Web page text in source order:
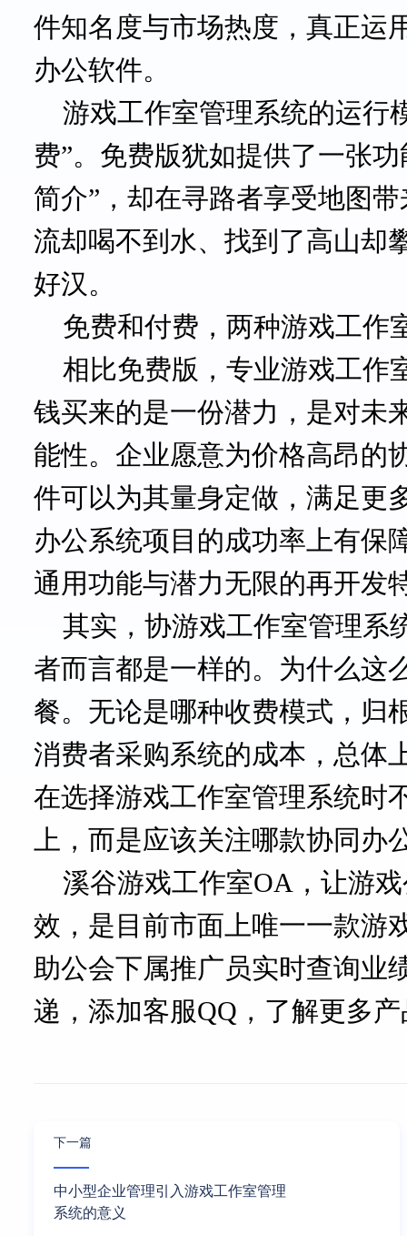
件知名度与市场热度，真正运
办公软件。
游戏工作室管理系统的运行
费”。免费版犹如提供了一张
简介”，却在寻路者享受地图
流却喝不到水、找到了高山却
好汉。
免费和付费，两种游戏工作
相比免费版，专业游戏工作
钱买来的是一份潜力，是对未
能性。企业愿意为价格高昂的
件可以为其量身定做，满足更
办公系统项目的成功率上有保
通用功能与潜力无限的再开发
其实，协游戏工作室管理系
者而言都是一样的。为什么这
餐。无论是哪种收费模式，归
消费者采购系统的成本，总体
在选择游戏工作室管理系统时
上，而是应该关注哪款协同办
溪谷游戏工作室OA，让游
效，是目前市面上唯一一款游
助公会下属推广员实时查询业
递，添加客服QQ，了解更多
下一篇
中小型企业管理引入游戏工作室管理
系统的意义